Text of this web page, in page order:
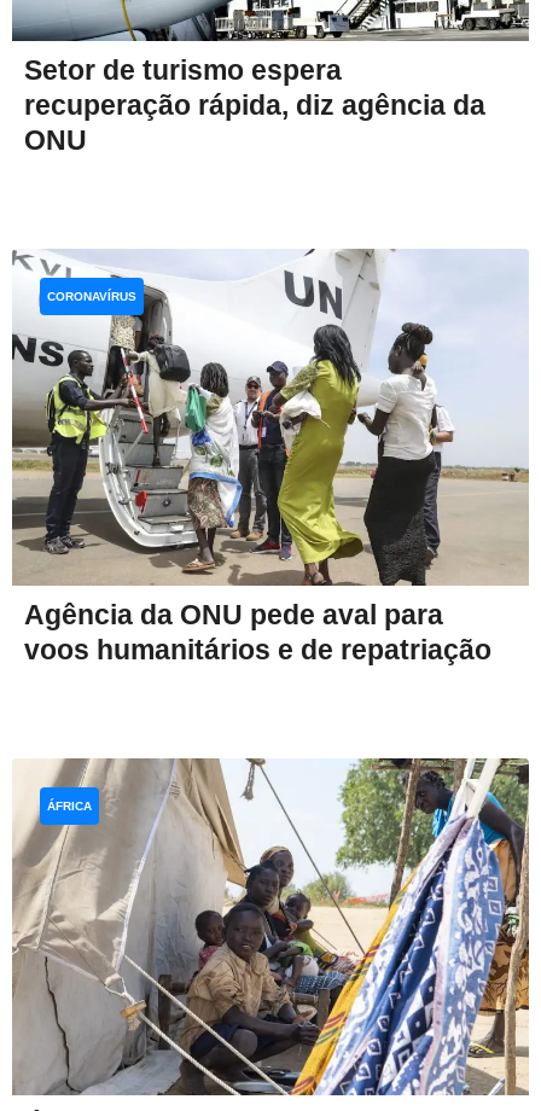
Setor de turismo espera
recuperação rápida, diz agência da
ONU
Agência da ONU pede aval para
voos humanitários e de repatriação
CORONAVÍRUS
ÁFRICA